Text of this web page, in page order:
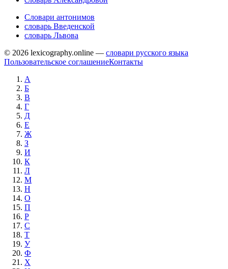
Словари антонимов
словарь Введенской
словарь Львова
© 2026 lexicography.online — словари русского языка
Пользовательское соглашениеКонтакты
А
Б
В
Г
Д
Е
Ж
З
И
К
Л
М
Н
О
П
Р
С
Т
У
Ф
Х